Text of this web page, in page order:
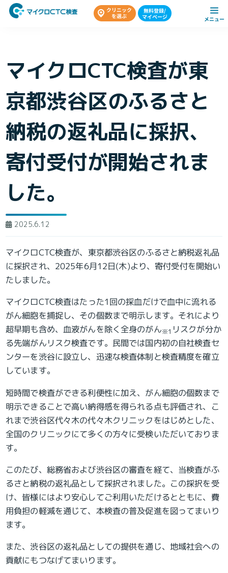
マイクロCTC検査が東
京都渋谷区のふるさと
納税の返礼品に採択、
寄付受付が開始されま
した。
2025.6.12
マイクロCTC検査が、東京都渋谷区のふるさと納税返礼品
に採択され、2025年6月12日(木)より、寄付受付を開始い
たしました。
マイクロCTC検査はたった1回の採血だけで血中に流れる
がん細胞を捕捉し、その個数まで明示します。それにより
超早期も含め、血液がんを除く全身のがん※1 リスクが分か
る先端がんリスク検査です。民間では国内初の自社検査セ
ンターを渋谷に設立し、迅速な検査体制と検査精度を確立
しています。
短時間で検査ができる利便性に加え、がん細胞の個数まで
明示できることで高い納得感を得られる点も評価され、こ
れまで渋谷区代々木の代々木クリニックをはじめとした、
全国のクリニックにて多くの方々に受検いただいておりま
す。
このたび、総務省および渋谷区の審査を経て、当検査がふ
るさと納税の返礼品として採択されました。この採択を受
け、皆様にはより安心してご利用いただけるとともに、費
用負担の軽減を通じて、本検査の普及促進を図ってまいり
ます。
また、渋谷区の返礼品としての提供を通じ、地域社会への
貢献にもつなげてまいります。